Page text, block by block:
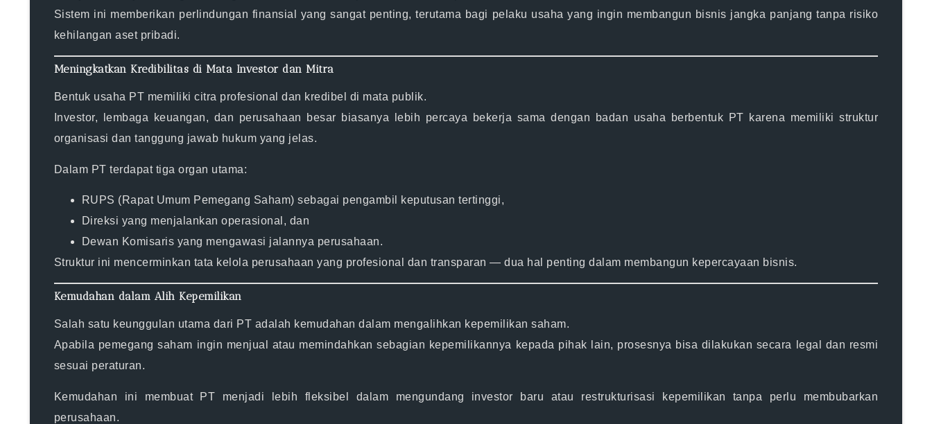
Sistem ini memberikan perlindungan finansial yang sangat penting, terutama bagi pelaku usaha yang ingin membangun bisnis jangka panjang tanpa risiko
kehilangan aset pribadi.
Meningkatkan Kredibilitas di Mata Investor dan Mitra
Bentuk usaha PT memilikicitra profesional dan kredibel di mata publik.
Investor, lembaga keuangan, dan perusahaan besar biasanya lebih percaya bekerja sama dengan badan usaha berbentuk PT karena memilikistruktur
organisasi dan tanggung jawab hukum yang jelas.
Dalam PT terdapat tiga organ utama:
RUPS (Rapat Umum Pemegang Saham) sebagai pengambil keputusan tertinggi,
Direksi yang menjalankan operasional, dan
Dewan Komisaris yang mengawasi jalannya perusahaan.
Struktur ini mencerminkan tata kelola perusahaan yang profesional dan transparan — dua hal penting dalam membangun kepercayaan bisnis.
Kemudahan dalam Alih Kepemilikan
Salah satu keunggulan utama dari PT adalah kemudahan dalam mengalihkan kepemilikan saham.
Apabila pemegang saham ingin menjual atau memindahkan sebagian kepemilikannya kepada pihak lain, prosesnya bisa dilakukan secara legal dan resmi
sesuai peraturan.
Kemudahan ini membuat PT menjadi lebih fleksibel
dalam mengundang investor baru atau restrukturisasi kepemilikan tanpa perlu membubarkan
perusahaan.